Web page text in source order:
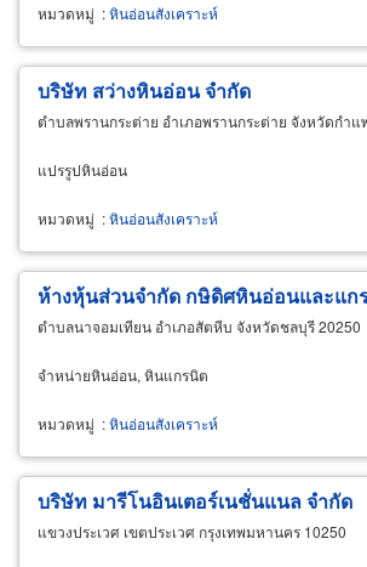
หมวดหมู่ :หินอ่อนสังเคราะห์
บริษัท สว่างหินอ่อน จำกัด
ตำบลพรานกระต่าย อำเภอพรานกระต่าย จังหวัดกำแ
แปรรูปหินอ่อน
หมวดหมู่ :หินอ่อนสังเคราะห์
ห้างหุ้นส่วนจำกัด กษิดิศหินอ่อนและแก
ตำบลนาจอมเทียน อำเภอสัตหีบ จังหวัดชลบุรี 20250
จำหน่ายหินอ่อน, หินแกรนิต
หมวดหมู่ :หินอ่อนสังเคราะห์
บริษัท มารีโนอินเตอร์เนชั่นแนล จำกัด
แขวงประเวศ เขตประเวศ กรุงเทพมหานคร 10250